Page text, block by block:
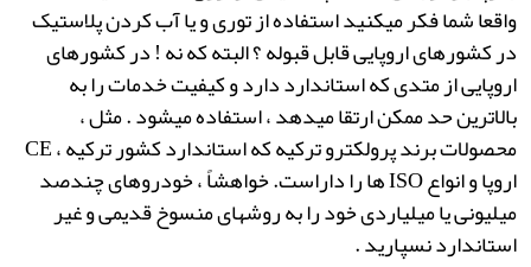
واقعا شما فکر میکنید استفاده از توری و یا آب کردن پلاستیک
در کشورهای اروپایی قابل قبوله ؟ البته که نه ! در کشورهای
اروپایی از متدی که استاندارد دارد و کیفیت خدمات را به
بالاترین حد ممکن ارتقا میدهد ، استفاده میشود . مثل ،
محصولات برند پرولکترو ترکیه که استاندارد کشور ترکیه ، CE
اروپا و انواع ISO ها را داراست. خواهشاً ، خودروهای چندصد
میلیونی یا میلیاردی خود را به روشهای منسوخ قدیمی و غیر
استاندارد نسپارید .